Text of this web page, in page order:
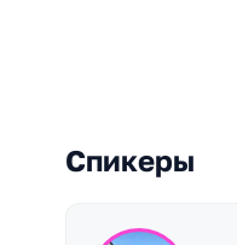
(Часть 2)
Спикеры